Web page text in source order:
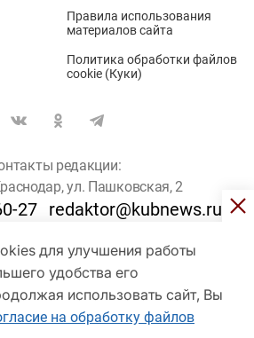
для улучшения работы
удобства его
использовать сайт, Вы
на обработку файлов
Правила использования
материалов сайта
Политика обработки файлов
cookie (Куки)
редакции:
ул. Пашковская, 2
27 redaktor@kubnews.ru
старше 16 лет
Новости, 2017
зарегистрировано Федеральной
связи, информационных технологий